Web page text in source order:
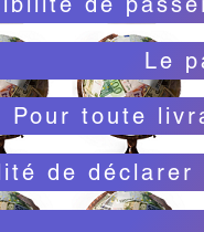
Le
Pour toute